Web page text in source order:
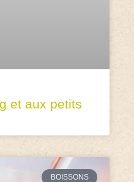
et aux petits
BOISSONS